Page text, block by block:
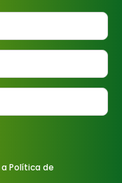
Política de